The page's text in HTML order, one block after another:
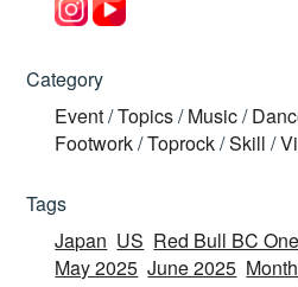
Category
Event/Topics/ Music/
Footwork/Toprock/Skill /
Tags
Japan US Red Bull BC One
May 2025 June 2025